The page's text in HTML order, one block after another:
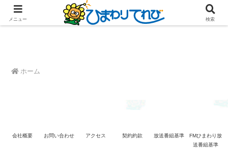
ホーム
会社概要 お問い合わせ アクセス 契約約款 放送番組基準
FMひまわり放
送番組基準
メニュー 検索